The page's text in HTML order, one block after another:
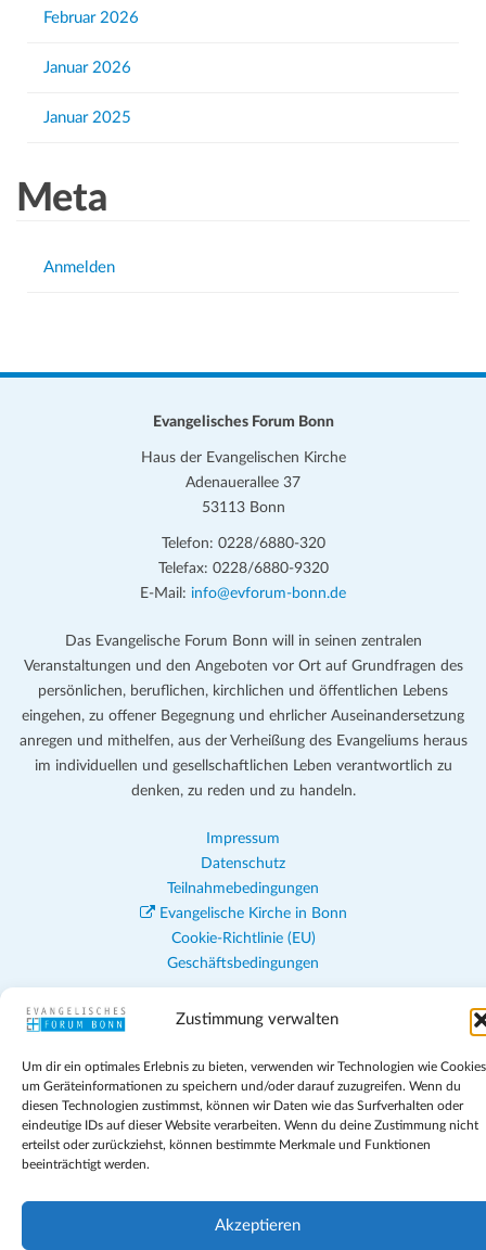
Zustimmung verwalten
Um dir ein optimales Erlebnis zu bieten, verwenden wir Technologien wie
um Geräteinformationen zu speichern und/oder darauf zuzugreifen. Wenn du
diesen Technologien zustimmst, können wir Daten wie das Surfverhalten oder
eindeutige IDs auf dieser Website verarbeiten. Wenn du deine Zustimmung nicht
erteilst oder zurückziehst, können bestimmte Merkmale und Funktionen
beeinträchtigt werden.
Akzeptieren
Februar 2026
Januar 2026
Januar 2025
Meta
Anmelden
Evangelisches Forum Bonn
Haus der Evangelischen Kirche
Adenauerallee 37
53113 Bonn
Telefon: 0228/6880-320
Telefax: 0228/6880-9320
E-Mail: info@evforum-bonn.de
Das Evangelische Forum Bonn will in seinen zentralen
Veranstaltungen und den Angeboten vor Ort auf Grundfragen des
persönlichen, beruflichen, kirchlichen und öffentlichen Lebens
eingehen, zu offener Begegnung und ehrlicher Auseinandersetzung
anregen und mithelfen, aus der Verheißung des Evangeliums heraus
im individuellen und gesellschaftlichen Leben verantwortlich zu
denken, zu reden und zu handeln.
Impressum
Datenschutz
Teilnahmebedingungen
Evangelische Kirche in Bonn
Cookie-Richtlinie (EU)
Geschäftsbedingungen